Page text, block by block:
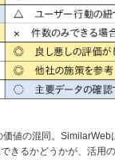
値の混同。SimilarWeb
きるかどうかが、活用